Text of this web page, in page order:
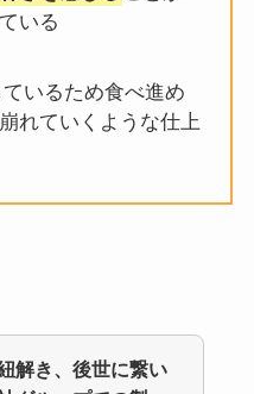
いる
いるため食べ進め
れていくような仕上
解き、後世に繋い